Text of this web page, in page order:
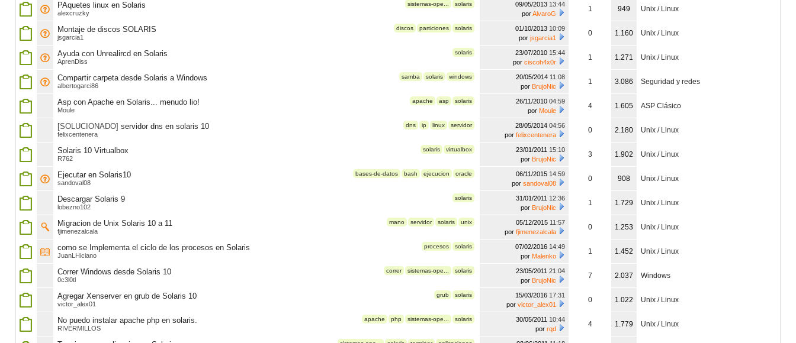
sistemas-ope... solaris
PAquetes linux en Solaris
alexcruzky
09/05/2013 13:44
porAlvaroG
1 949 Unix / Linux
discos particiones solaris
Montaje de discos SOLARIS
jsgarcia1
01/10/2013 10:09
por jsgarcia1
0 1.160 Unix / Linux
solaris
Ayuda con Unrealircd en Solaris
AprenDiss
23/07/2010 15:44
por ciscoh4x0r
1 1.271 Unix / Linux
samba solaris windows
Compartir carpeta desde Solaris a Windows
albertogarci86
20/05/2014 11:08
por BrujoNic
1 3.086 Seguridad y redes
apache asp solaris
Asp con Apache en Solaris... menudo lio!
Moule
26/11/2010 04:59
por Moule
4 1.605 ASP Clásico
dns ip linux servidor
[SOLUCIONADO] servidor dns en solaris 10
felixcentenera
28/05/2014 04:56
por felixcentenera
0 2.180 Unix / Linux
solaris virtualbox
Solaris 10 Virtualbox
R762
23/01/2011 15:10
por BrujoNic
3 1.902 Unix / Linux
bases-de-datos bash ejecucion oracle
Ejecutar en Solaris10
sandoval08
06/11/2015 14:59
por sandoval08
0 908 Unix / Linux
solaris
Descargar Solaris 9
lobezno102
31/01/2011 12:36
por BrujoNic
1 1.729 Unix / Linux
mano servidor solaris unix
Migracion de Unix Solaris 10 a 11
fjimenezalcala
05/12/2015 11:57
por fjimenezalcala
0 1.253 Unix / Linux
procesos solaris
como se Implementa el ciclo de los procesos en Solaris
JuanLHiciano
07/02/2016 14:49
por Malenko
1 1.452 Unix / Linux
correr sistemas-ope... solaris
Correr Windows desde Solaris 10
0c3l0tl
23/05/2011 21:04
por BrujoNic
7 2.037 Windows
grub solaris
Agregar Xenserver en grub de Solaris 10
victor_alex01
15/03/2016 17:31
por victor_alex01
0 1.022 Unix / Linux
apache php sistemas-ope... solaris
No puedo instalar apache php en solaris.
RIVERMILLOS
30/05/2011 10:44
por rqd
4 1.779 Unix / Linux